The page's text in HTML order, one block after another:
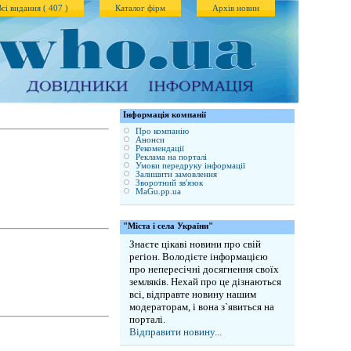
Архів новин
Каталог фірм
видання ( 407 )
Iнформація компанії
Про компанію
Анонси
Рекомендації
Реклама на порталі
Умови передруку інформації
Залишити замовлення
Зворотний зв'язок
MaGu.pp.ua
"Міста і села України"
Знаєте цікаві новини про свій
регіон. Володієте інформацією
про непересічні досягнення своїх
земляків. Нехай про це дізнаються
всі, відправте новину нашим
модераторам, і вона з`явиться на
порталі.
Відправити новину...